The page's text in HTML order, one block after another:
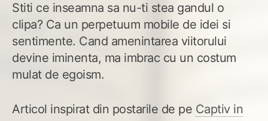
Stiti ce inseamna sa nu-ti stea gandul o
clipa? Ca un perpetuum mobile de idei si
sentimente. Cand amenintarea viitorului
devine iminenta, ma imbrac cu un costum
mulat de egoism.
Articol inspirat din postarile de pe Captiv in